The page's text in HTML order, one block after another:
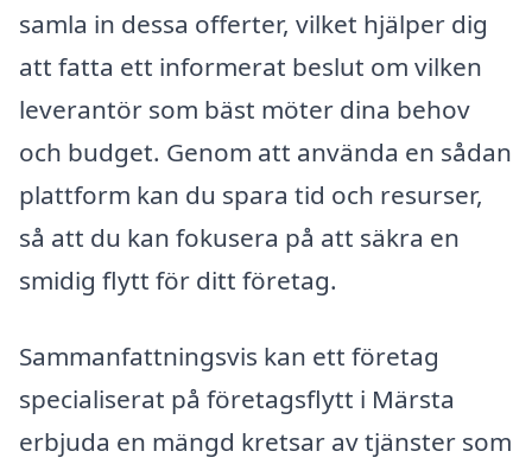
samla in dessa offerter, vilket hjälper dig
att fatta ett informerat beslut om vilken
leverantör som bäst möter dina behov
och budget. Genom att använda en sådan
plattform kan du spara tid och resurser,
så att du kan fokusera på att säkra en
smidig flytt för ditt företag.
Sammanfattningsvis kan ett företag
specialiserat på företagsflytt i Märsta
erbjuda en mängd kretsar av tjänster som